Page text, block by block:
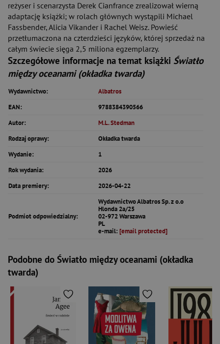
reżyser i scenarzysta Derek Cianfrance zrealizował wierną
adaptację książki; w rolach głównych wystąpili Michael
Fassbender, Alicia Vikander i Rachel Weisz. Powieść
przetłumaczona na czterdzieści języków, której sprzedaż na
całym świecie sięga 2,5 miliona egzemplarzy.
Szczegółowe informacje na temat książki Światło
między oceanami (okładka twarda)
Wydawnictwo:
Albatros
EAN:
9788384390566
Autor:
M.L. Stedman
Rodzaj oprawy:
Okładka twarda
Wydanie:
1
Rok wydania:
2026
Data premiery:
2026-04-22
Podmiot odpowiedzialny:
Wydawnictwo Albatros Sp. z o.o
Hlonda 2a/25
02-972 Warszawa
PL
e-mail: [email protected]
Podobne do Światło między oceanami (okładka
twarda)